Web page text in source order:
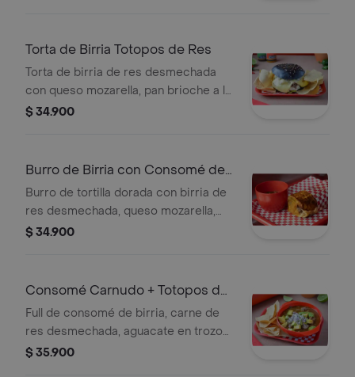
Torta de Birria Totopos de Res
Torta de birria de res desmechada
con queso mozarella, pan brioche a la
plancha, guacamole de la casa, sour
$ 34.900
Burro de Birria con Consomé de
Res
Burro de tortilla dorada con birria de
res desmechada, queso mozarella,
frijol, arroz enchilado, guacamole de
$ 34.900
Consomé Carnudo + Totopos de
Res
Full de consomé de birria, carne de
res desmechada, aguacate en trozos
y pico de gallo. Servido con totopos
$ 35.900